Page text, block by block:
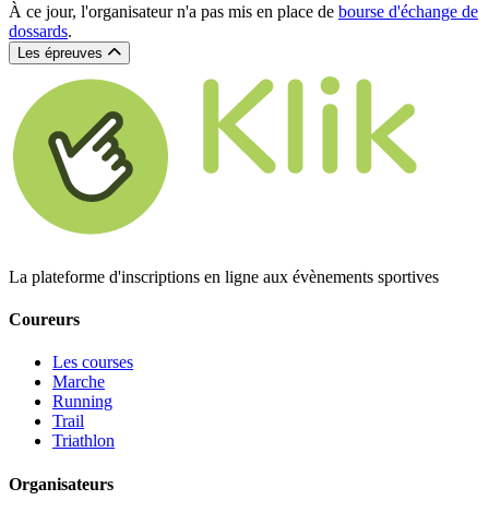
À ce jour, l'organisateur n'a pas mis en place de bourse d'échange de
dossards.
Les épreuves
La plateforme d'inscriptions en ligne aux évènements sportives
Coureurs
Les courses
Marche
Running
Trail
Triathlon
Organisateurs